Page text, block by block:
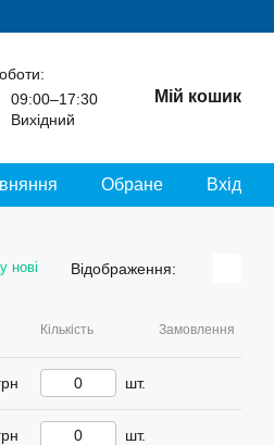
09:00–17:30
Вихідний
Мій кошик
Обране Вхід
нові Відображення:
Кількість Замовлення
шт.
шт.